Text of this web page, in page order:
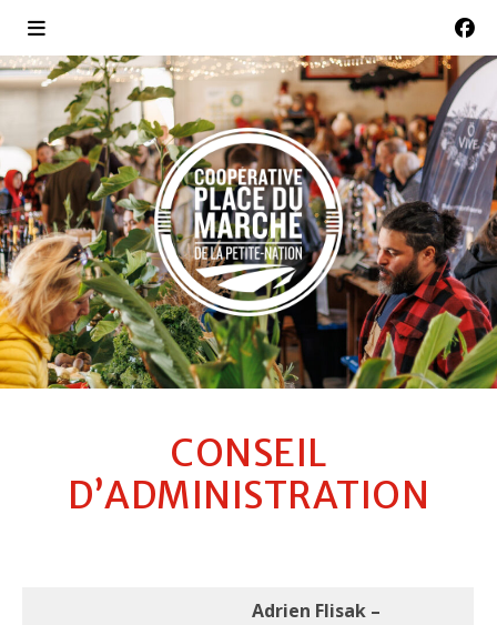
CONSEIL
D’ADMINISTRATION
Adrien Flisak –